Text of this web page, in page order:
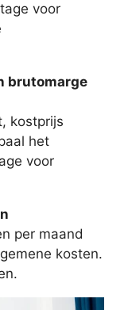
voor
brutomarge
kostprijs
het
voor
per maand
kosten.